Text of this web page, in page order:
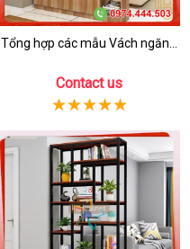
Tổng hợp các mẫu Vách ngăn...
Contact us